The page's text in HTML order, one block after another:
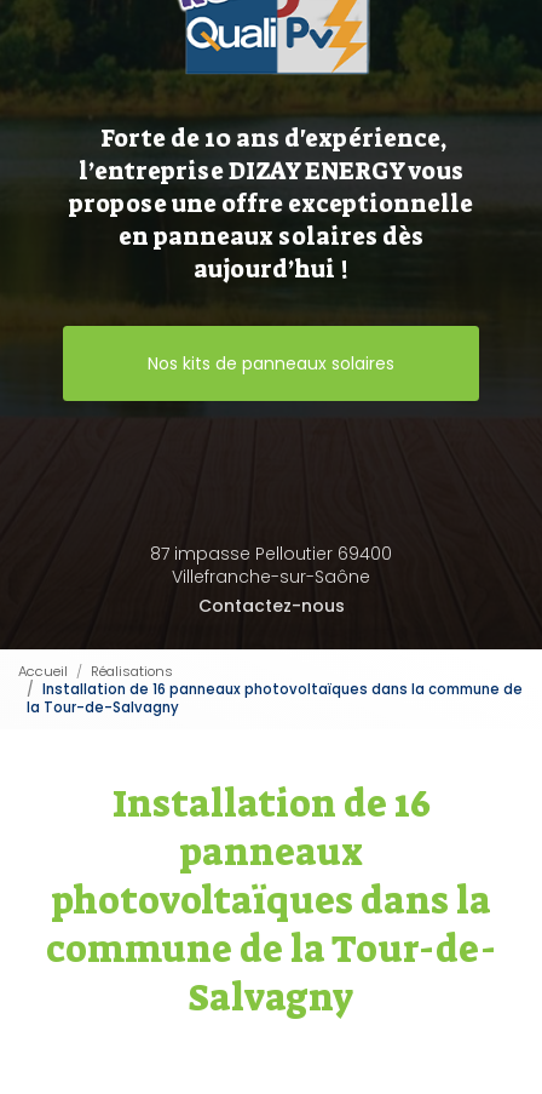
Forte de 10 ans d'expérience,
l’entreprise DIZAY ENERGY vous
propose une offre exceptionnelle
en panneaux solaires dès
aujourd’hui !
Nos kits de panneaux solaires
87 impasse Pelloutier 69400
Villefranche-sur-Saône
Contactez-nous
Accueil
Réalisations
Installation de 16 panneaux photovoltaïques dans la commune de
la Tour-de-Salvagny
Installation de 16
panneaux
photovoltaïques dans la
commune de la Tour-de-
Salvagny